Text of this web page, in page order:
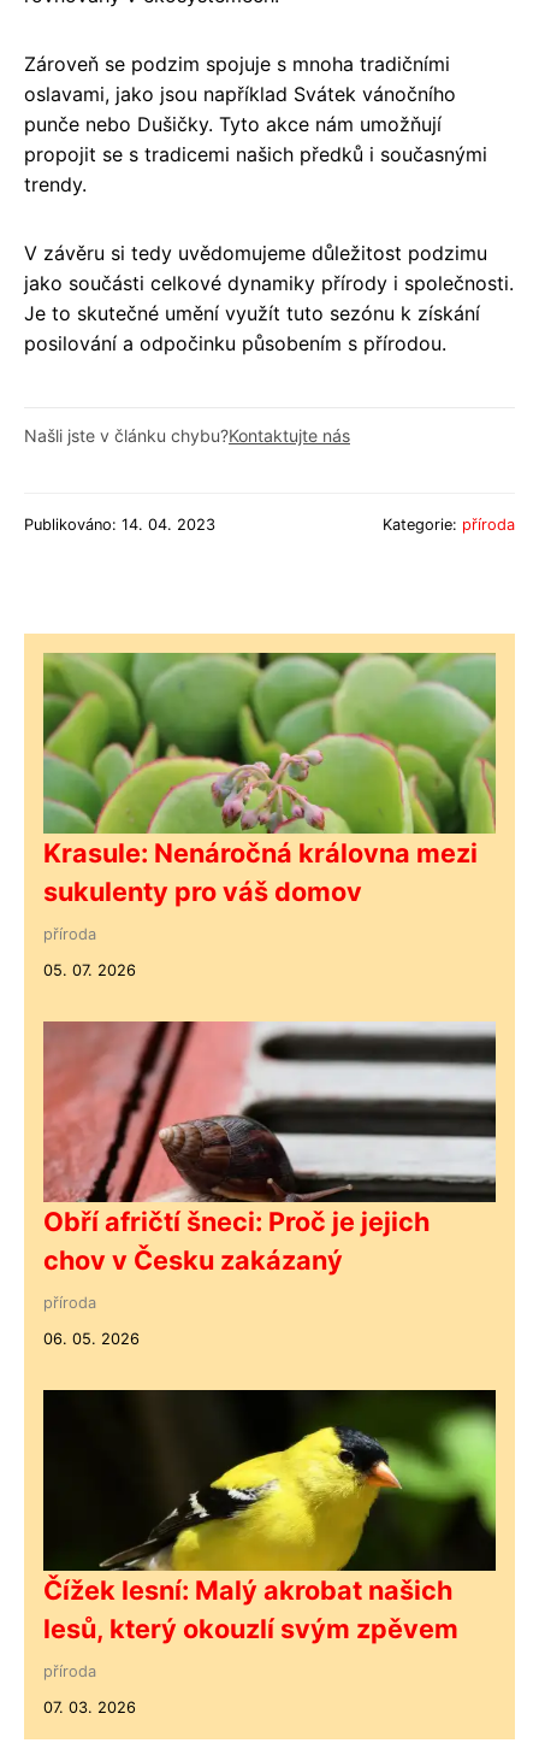
Zároveň se podzim spojuje s mnoha tradičními
oslavami, jako jsou například Svátek vánočního
punče nebo Dušičky. Tyto akce nám umožňují
propojit se s tradicemi našich předků i současnými
trendy.
V závěru si tedy uvědomujeme důležitost podzimu
jako součásti celkové dynamiky přírody i společnosti.
Je to skutečné umění využít tuto sezónu k získání
posilování a odpočinku působením s přírodou.
Našli jste v článku chybu?Kontaktujte nás
Publikováno: 14. 04. 2023 Kategorie: příroda
Krasule: Nenáročná královna mezi
sukulenty pro váš domov
příroda
05. 07. 2026
Obří afričtí šneci: Proč je jejich
chov v Česku zakázaný
příroda
06. 05. 2026
Čížek lesní: Malý akrobat našich
lesů, který okouzlí svým zpěvem
příroda
07. 03. 2026